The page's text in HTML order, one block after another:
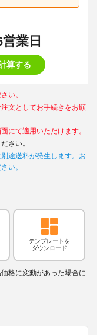
業日
算する
い。
文としてお手続きをお願
にて適用いただけます。
さい。
途送料が発生します。お
い。
テンプレートを
ダウンロード
格に変動があった場合に